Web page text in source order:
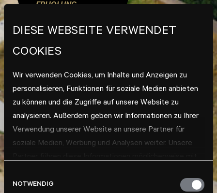
DIESE WEBSEITE VERWENDET
COOKIES
Wir verwenden Cookies, um Inhalte und Anzeigen zu
personalisieren, Funktionen für soziale Medien anbieten
zu können und die Zugriffe auf unsere Website zu
analysieren. Außerdem geben wir Informationen zu Ihrer
Verwendung unserer Website an unsere Partner für
soziale Medien, Werbung und Analysen weiter. Unsere
haben oder die sie im Rahmen Ihrer Nutzung der Dienste
NOTWENDIG
ERHOLUNG